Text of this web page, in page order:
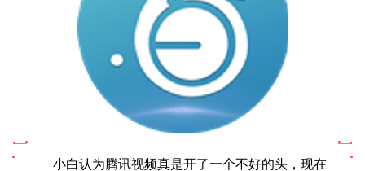
小白认为腾讯视频真是开了一个不好的头，现在